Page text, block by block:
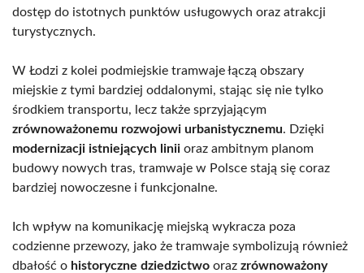
dostęp do istotnych punktów usługowych oraz atrakcji
turystycznych.
W Łodzi z kolei podmiejskie tramwaje łączą obszary
miejskie z tymi bardziej oddalonymi, stając się nie tylko
środkiem transportu, lecz także sprzyjającym
zrównoważonemu rozwojowi urbanistycznemu. Dzięki
modernizacji istniejących linii oraz ambitnym planom
budowy nowych tras, tramwaje w Polsce stają się coraz
bardziej nowoczesne i funkcjonalne.
Ich wpływ na komunikację miejską wykracza poza
codzienne przewozy, jako że tramwaje symbolizują również
dbałość o historyczne dziedzictwo oraz zrównoważony